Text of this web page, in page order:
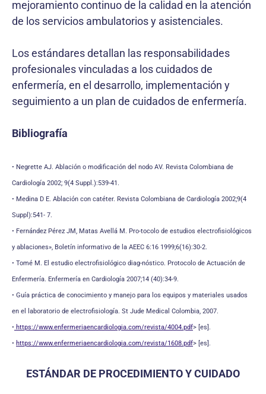
mejoramiento continuo de la calidad en la atención
de los servicios ambulatorios y asistenciales.
Los estándares detallan las responsabilidades
profesionales vinculadas a los cuidados de
enfermería, en el desarrollo, implementación y
seguimiento a un plan de cuidados de enfermería.
Bibliografía
• Negrette AJ. Ablación o modificación del nodo AV. Revista Colombiana de
Cardiología 2002; 9(4 Suppl.):539-41.
• Medina D E. Ablación con catéter. Revista Colombiana de Cardiología 2002;9(4
Suppl):541- 7.
• Fernández Pérez JM, Matas Avellá M. Pro-tocolo de estudios electrofisiológicos
y ablaciones», Boletín informativo de la AEEC 6:16 1999;6(16):30-2.
• Tomé M. El estudio electrofisiológico diag-nóstico. Protocolo de Actuación de
Enfermería. Enfermería en Cardiología 2007;14 (40):34-9.
• Guía práctica de conocimiento y manejo para los equipos y materiales usados
en el laboratorio de electrofisiología. St Jude Medical Colombia, 2007.
• https://www.enfermeriaencardiologia.com/revista/4004.pdf> [es].
• https://www.enfermeriaencardiologia.com/revista/1608.pdf> [es].
ESTÁNDAR DE PROCEDIMIENTO Y CUIDADO